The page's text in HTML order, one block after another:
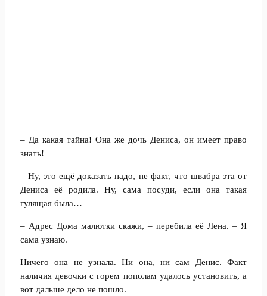
– Да какая тайна! Она же дочь Дениса, он имеет право
знать!
– Ну, это ещё доказать надо, не факт, что швабра эта от
Дениса её родила. Ну, сама посуди, если она такая
гулящая была…
– Адрес Дома малютки скажи, – перебила её Лена. – Я
сама узнаю.
Ничего она не узнала. Ни она, ни сам Денис. Факт
наличия девочки с горем пополам удалось установить, а
вот дальше дело не пошло.